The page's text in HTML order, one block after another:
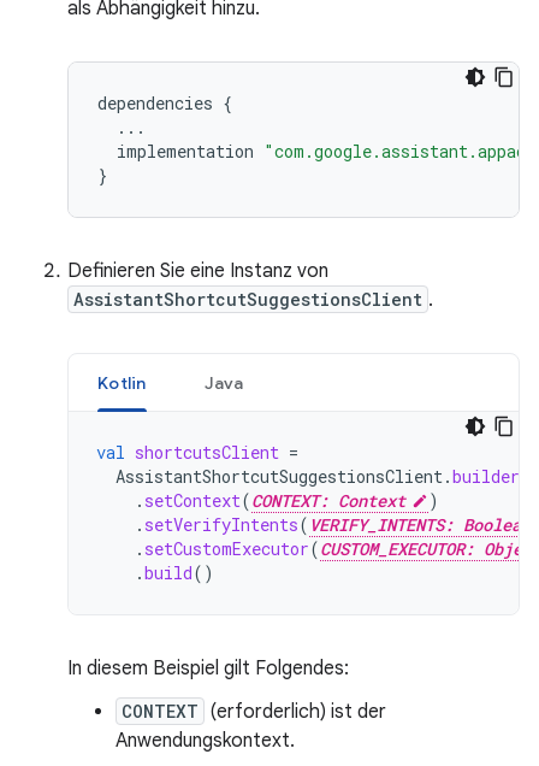
als Abhängigkeit hinzu.
dependencies {
...
implementation
}
Definieren Sie eine Instanz von
AssistantShortcutSuggestionsClient .
Kotlin Java
val shortcutsClient =
AssistantShortcutSuggestionsClient.builder
. setContext(CONTEXT: Context
)
. setVerifyIntents( VERIFY_INTENTS: Boolean
. setCustomExecutor(CUSTOM_EXECUTOR:
.build()
In diesem Beispiel gilt Folgendes:
CONTEXT (erforderlich) ist der
Anwendungskontext.